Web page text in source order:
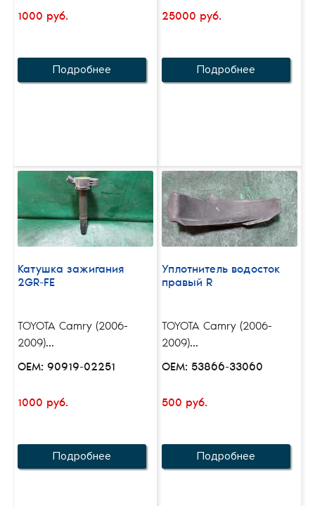
1000 руб.
Подробнее
25000 руб.
Подробнее
Катушка зажигания
2GR-FE
TOYOTA Camry (2006-
2009)...
OEM: 90919-02251
1000 руб.
Подробнее
Уплотнитель водосток
правый R
TOYOTA Camry (2006-
2009)...
OEM: 53866-33060
500 руб.
Подробнее